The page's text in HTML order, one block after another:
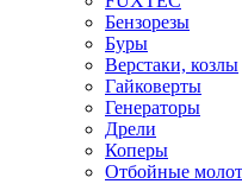
Бензорезы
Буры
Верстаки, козлы
Гайковерты
Генераторы
Дрели
Коперы
Отбойные